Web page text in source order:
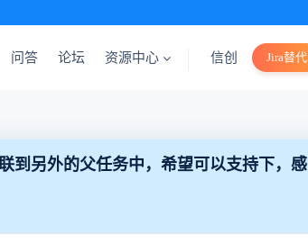
问答 论坛 资源中心 信创 Jira替代
到另外的父任务中，希望可以支持下，感